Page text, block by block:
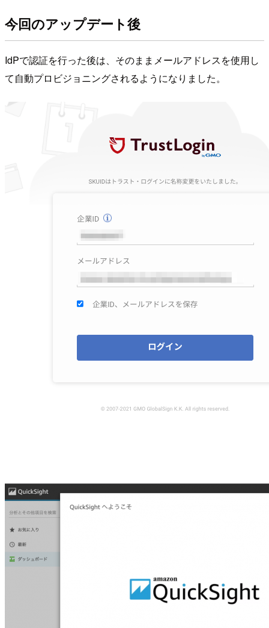
今回のアップデート後
IdPで認証を行った後は、そのままメールアドレスを使用し
て自動プロビジョニングされるようになりました。